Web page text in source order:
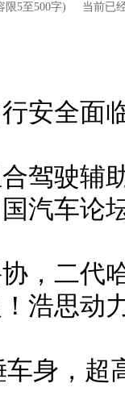
限5至500字) 当前已
安全面
驾驶辅
汽车论
，二代
浩思动
身，超